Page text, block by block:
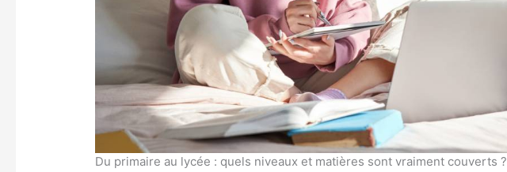
Du primaire au lycée : quels niveaux et matières sont vraiment couverts ?